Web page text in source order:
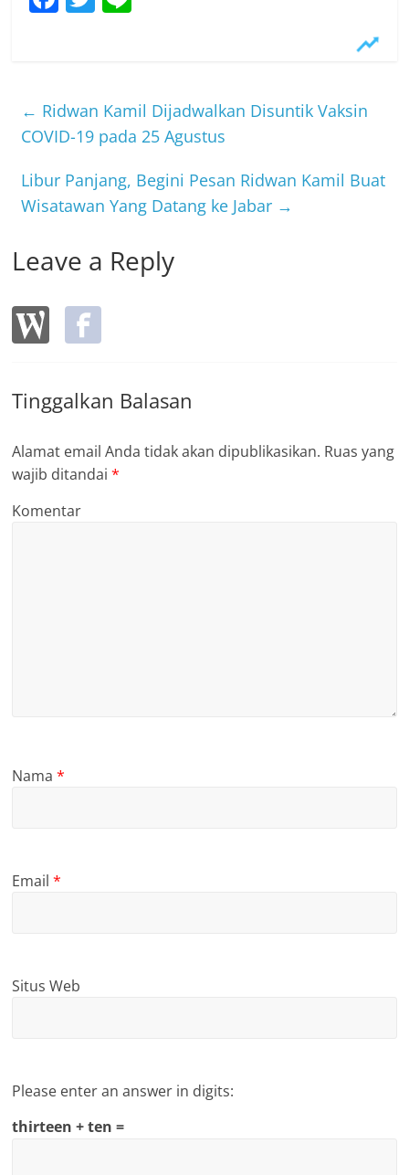
b
o
o
k
← Ridwan Kamil Dijadwalkan Disuntik Vaksin
COVID-19 pada 25 Agustus
Libur Panjang, Begini Pesan Ridwan Kamil Buat
Wisatawan Yang Datang ke Jabar →
Leave a Reply
Tinggalkan Balasan
Alamat email Anda tidak akan dipublikasikan. Ruas yang
wajib ditandai*
Komentar
Nama*
Email*
Situs Web
Please enter an answer in digits:
thirteen + ten =